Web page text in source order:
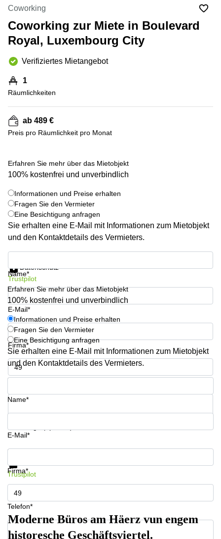
Сoworking
Esch-sur-
Alzette
Sandweiler
Bureaux
Esch-
sur-
Alzette
Bureaux
Sandweiler
Centres
Bertrange
Centres
Esch-
sur-
Alzette
Centres
Sandweiler
Coworking
Coworking zur Miete in Boulevard
Royal, Luxembourg City
Verifiziertes Mietangebot
1
Räumlichkeiten
ab 489 €
Preis pro Räumlichkeit pro Monat
Erfahren Sie mehr über das Mietobjekt
100% kostenfrei und unverbindlich
Informationen und Preise erhalten
Fragen Sie den Vermieter
Eine Besichtigung anfragen
Sie erhalten eine E-Mail mit Informationen zum Mietobjekt
und den Kontaktdetails des Vermieters.
Name*
E-Mail*
Firma*
Telefon*
Datenschutz
Trustpilot
Erfahren Sie mehr über das Mietobjekt
100% kostenfrei und unverbindlich
Informationen und Preise erhalten
Fragen Sie den Vermieter
Eine Besichtigung anfragen
Sie erhalten eine E-Mail mit Informationen zum Mietobjekt
und den Kontaktdetails des Vermieters.
Name*
E-Mail*
Firma*
Telefon*
Informationen und Preise erhalten
Trustpilot
Moderne Büros am Häerz vun engem
historesche Geschäftsviertel.